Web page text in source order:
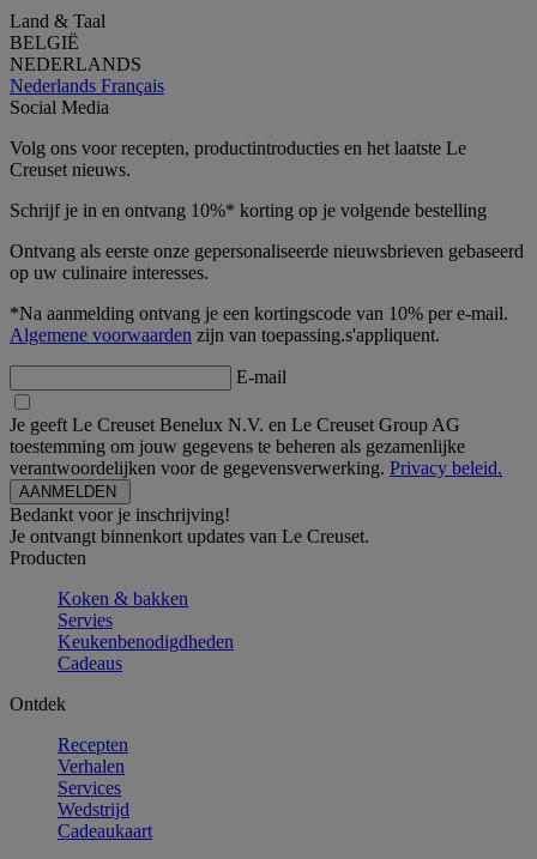
Land & Taal
BELGIË
NEDERLANDS
Nederlands Français
Social Media
Volg ons voor recepten, productintroducties en het laatste Le
Creuset nieuws.
Schrijf je in en ontvang 10%* korting op je volgende bestelling
Ontvang als eerste onze gepersonaliseerde nieuwsbrieven gebaseerd
op uw culinaire interesses.
*Na aanmelding ontvang je een kortingscode van 10% per e-mail.
Algemene voorwaarden zijn van toepassing.s'appliquent.
E-mail
Je geeft Le Creuset Benelux N.V. en Le Creuset Group AG
toestemming om jouw gegevens te beheren als gezamenlijke
verantwoordelijken voor de gegevensverwerking. Privacy beleid.
Bedankt voor je inschrijving!
Je ontvangt binnenkort updates van Le Creuset.
Producten
Koken & bakken
Servies
Keukenbenodigdheden
Cadeaus
Ontdek
Recepten
Verhalen
Services
Wedstrijd
Cadeaukaart